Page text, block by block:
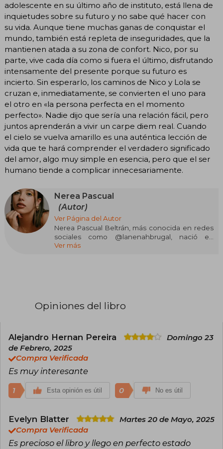
adolescente en su último año de instituto, está llena de
inquietudes sobre su futuro y no sabe qué hacer con
su vida. Aunque tiene muchas ganas de conquistar el
mundo, también está repleta de inseguridades, que la
mantienen atada a su zona de confort. Nico, por su
parte, vive cada día como si fuera el último, disfrutando
intensamente del presente porque su futuro es
incierto. Sin esperarlo, los caminos de Nico y Lola se
cruzan e, inmediatamente, se convierten el uno para
el otro en «la persona perfecta en el momento
perfecto». Nadie dijo que sería una relación fácil, pero
juntos aprenderán a vivir un carpe diem real. Cuando
el cielo se vuelva amarillo es una auténtica lección de
vida que te hará comprender el verdadero significado
del amor, algo muy simple en esencia, pero que el ser
humano tiende a complicar innecesariamente.
Nerea Pascual
(Autor)
Ver Página del Autor
Nerea Pascual Beltrán, más conocida en redes
sociales como @lanenahbrugal, nació en
Alicante, ciudad que adora, el 19 de marzo de
Asociación Charlie, que apoya la investigación
Ver más
Opiniones del libro
Alejandro Hernan Pereira
Domingo 23
de Febrero, 2025
Compra Verificada
Es muy interesante
1 Esta opinión es útil 0 No es útil
Evelyn Blatter
Martes 20 de Mayo, 2025
Compra Verificada
Es precioso el libro y llego en perfecto estado